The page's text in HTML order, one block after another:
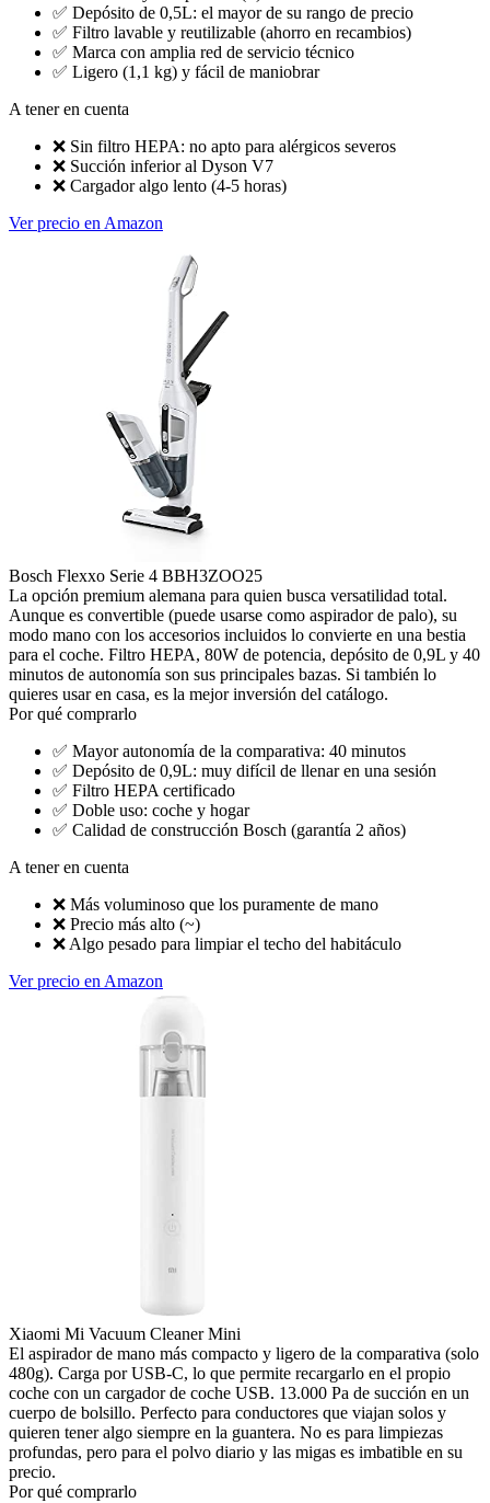
✅ Depósito de 0,5L: el mayor de su rango de precio
✅ Filtro lavable y reutilizable (ahorro en recambios)
✅ Marca con amplia red de servicio técnico
✅ Ligero (1,1 kg) y fácil de maniobrar
A tener en cuenta
❌ Sin filtro HEPA: no apto para alérgicos severos
❌ Succión inferior al Dyson V7
❌ Cargador algo lento (4-5 horas)
Ver precio en Amazon
Bosch Flexxo Serie 4 BBH3ZOO25
La opción premium alemana para quien busca versatilidad total.
Aunque es convertible (puede usarse como aspirador de palo), su
modo mano con los accesorios incluidos lo convierte en una bestia
para el coche. Filtro HEPA, 80W de potencia, depósito de 0,9L y 40
minutos de autonomía son sus principales bazas. Si también lo
quieres usar en casa, es la mejor inversión del catálogo.
Por qué comprarlo
✅ Mayor autonomía de la comparativa: 40 minutos
✅ Depósito de 0,9L: muy difícil de llenar en una sesión
✅ Filtro HEPA certificado
✅ Doble uso: coche y hogar
✅ Calidad de construcción Bosch (garantía 2 años)
A tener en cuenta
❌ Más voluminoso que los puramente de mano
❌ Precio más alto (~)
❌ Algo pesado para limpiar el techo del habitáculo
Ver precio en Amazon
Xiaomi Mi Vacuum Cleaner Mini
El aspirador de mano más compacto y ligero de la comparativa (solo
480g). Carga por USB-C, lo que permite recargarlo en el propio
coche con un cargador de coche USB. 13.000 Pa de succión en un
cuerpo de bolsillo. Perfecto para conductores que viajan solos y
quieren tener algo siempre en la guantera. No es para limpiezas
profundas, pero para el polvo diario y las migas es imbatible en su
precio.
Por qué comprarlo